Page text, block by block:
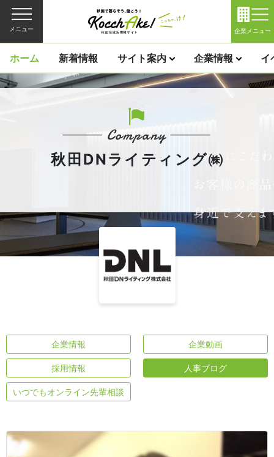
メニュー 企業メニュー
ホーム 新着情報 サイト案内 企業情報 イ
秋田DNライティング㈱
企業情報 企業動画
採用情報 人事ブログ
いつでもオンライン先輩相談